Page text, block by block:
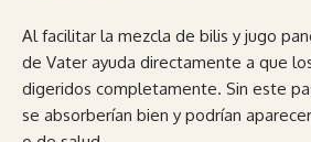
Al facilitar la mezcla de bilis y jugo
de Vater ayuda directamente a que
digeridos completamente. Sin este
se absorberían bien y podrían